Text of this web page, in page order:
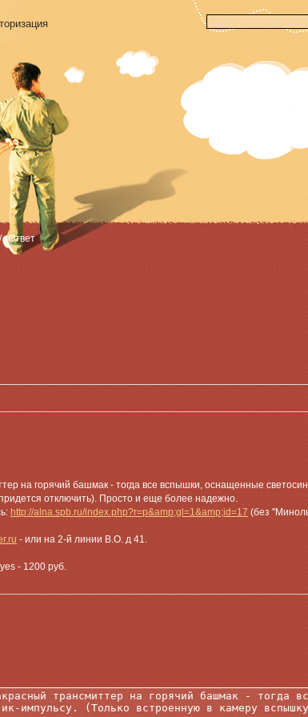
Ответ
на горячий башмак - тогда все вспышки, оснащенные
отключить). Просто и еще более надежно.
http://alna.spb.ru/index.php?r=p&amp;gl=1&amp;id=17 (без
- или на 2-й линии В.О. д 41.
- 1200 руб.